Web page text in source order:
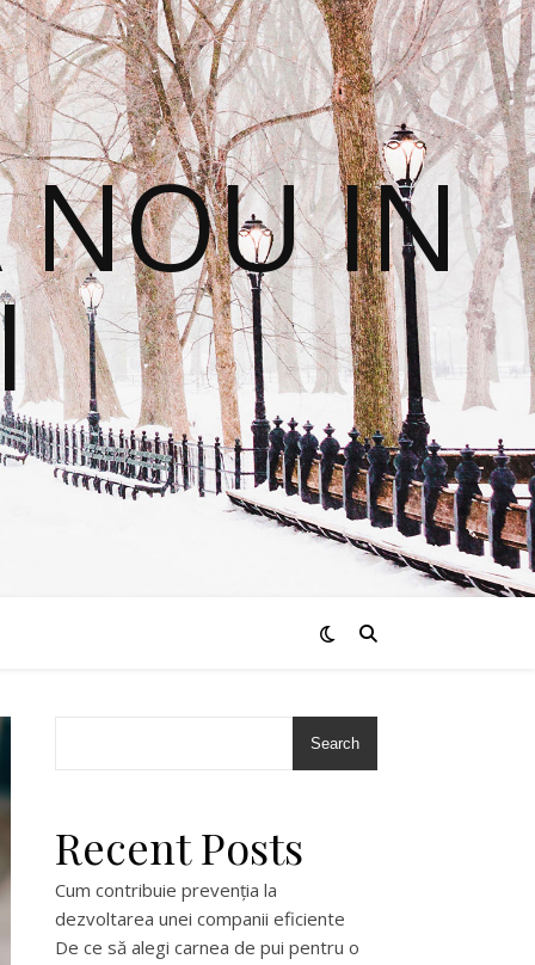
NOU IN
Search
Recent Posts
Cum contribuie prevenția la
dezvoltarea unei companii eficiente
De ce să alegi carnea de pui pentru o